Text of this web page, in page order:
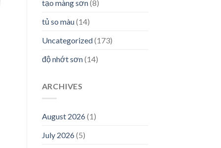
tạo màng sơn(8)
tủ so màu(14)
Uncategorized(173)
độ nhớt sơn(14)
ARCHIVES
August 2026(1)
July 2026(5)